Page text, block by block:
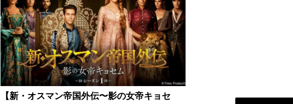
【新・オスマン帝国外伝〜影の女帝キョセ